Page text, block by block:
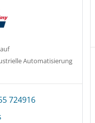
Automatisierung
724916